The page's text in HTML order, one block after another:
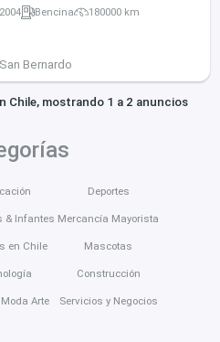
2004 Bencina 180000 km
San Bernardo
Chile, mostrando 1 a 2 anuncios
& Infantes
en Chile
Arte
Deportes
Mercancía Mayorista
Mascotas
Construcción
Servicios y Negocios